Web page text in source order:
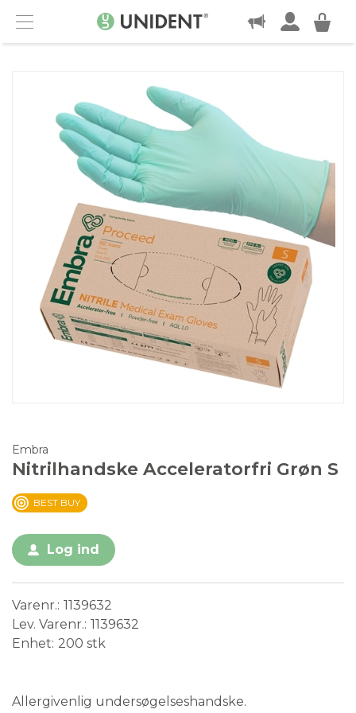
Menu
KONTAKT
Embra
Nitrilhandske Acceleratorfri Grøn S
BEST BUY
Log ind
Varenr. 1139632
Lev. Varenr. 1139632
Enhet 200 stk
Allergivenlig undersøgelseshandske.